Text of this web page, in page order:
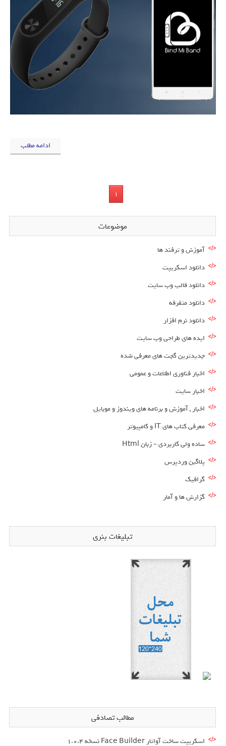
ادامه مطلب
1
موضوعات
آموزش و ترفند ها
دانلود اسکریپت
دانلود قالب وب سایت
دانلود متفرقه
دانلود نرم افزار
ایده های طراحی وب سایت
جدیدترین گجت های معرفی شده
اخبار فناوری اطلاعات و عمومی
اخبار سایت
اخبار , آموزش و برنامه های ویندوز و موبایل
معرفی کتاب های IT و کامپیوتر
ساده ولی کاربردی – زبان Html
پلاگین وردپرس
گرافیک
گزارش ها و آمار
تبلیغات بنری
مطالب تصادفی
اسکریپت ساخت آواتار Face Builder نسخه 1.0.4